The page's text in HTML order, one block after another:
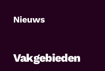
Nieuws
Vakgebieden